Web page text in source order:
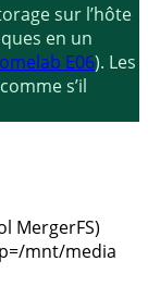
sur l’hôte
en un
E06). Les
s’il
MergerFS)
=